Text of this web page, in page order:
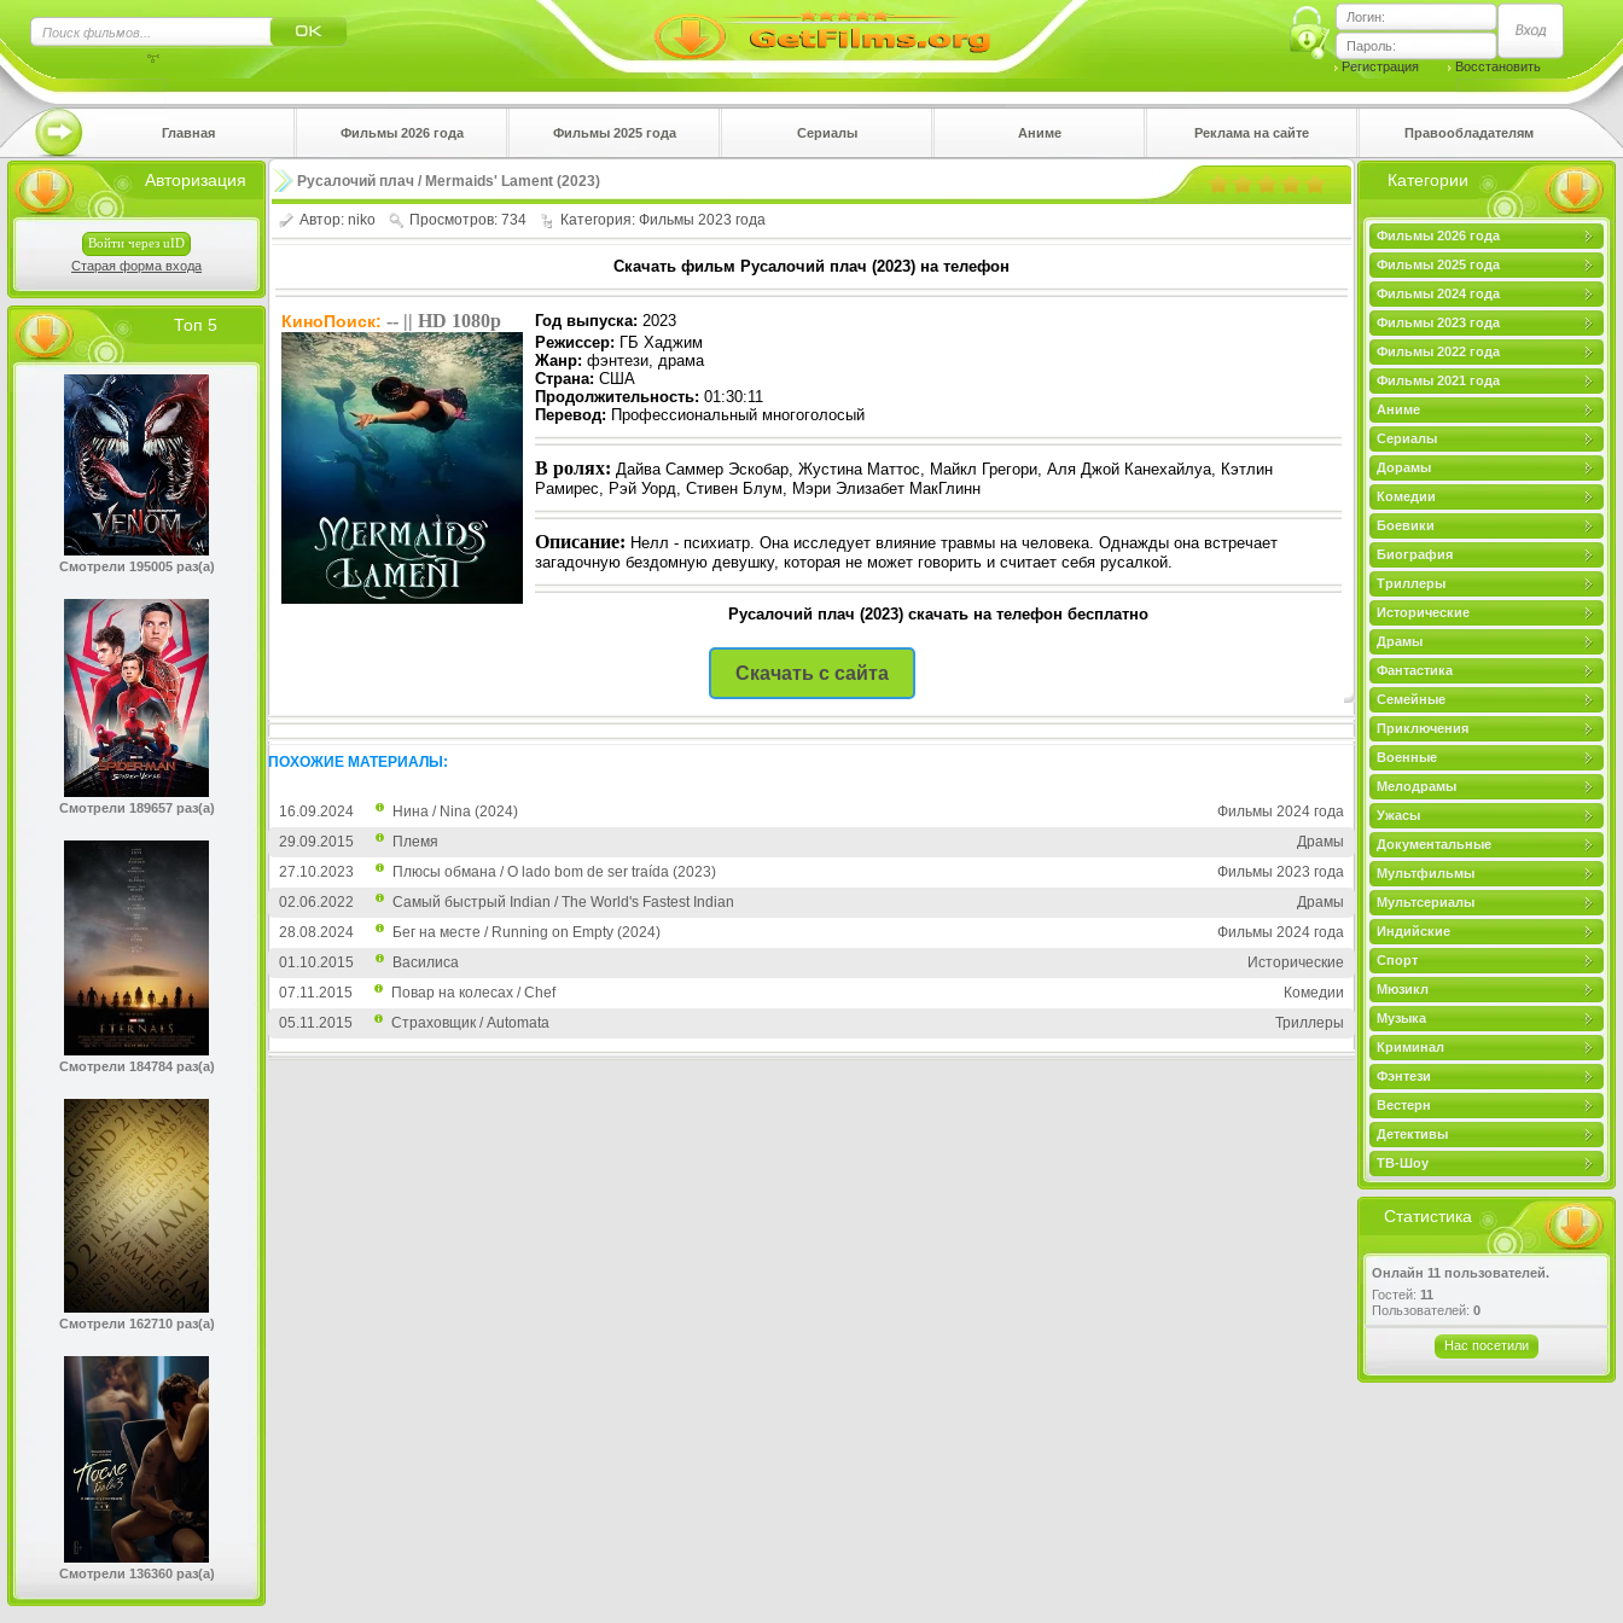
Логин:
Пароль:
Регистрация
Восстановить
Главная Фильмы 2026 года Фильмы 2025 года Сериалы Аниме Реклама на сайте Правообладателям
Авторизация
Войти через uID
Старая форма входа
Топ 5
Смотрели 195005 раз(а)
Смотрели 189657 раз(а)
Смотрели 184784 раз(а)
Смотрели 162710 раз(а)
Смотрели 136360 раз(а)
Категории
Фильмы 2026 года
Фильмы 2025 года
Фильмы 2024 года
Фильмы 2023 года
Фильмы 2022 года
Фильмы 2021 года
Аниме
Сериалы
Дорамы
Комедии
Боевики
Биография
Триллеры
Исторические
Драмы
Фантастика
Семейные
Приключения
Военные
Мелодрамы
Ужасы
Документальные
Мультфильмы
Мультсериалы
Индийские
Спорт
Мюзикл
Музыка
Криминал
Фэнтези
Вестерн
Детективы
ТВ-Шоу
Статистика
Онлайн 11 пользователей.
Гостей: 11
Пользователей: 0
Нас посетили
Русалочий плач / Mermaids' Lament (2023)
Автор: niko Просмотров: 734 Категория: Фильмы 2023 года
Скачать фильм Русалочий плач (2023) на телефон
КиноПоиск: -- || HD 1080p Год выпуска: 2023
Режиссер: ГБ Хаджим
Жанр: фэнтези, драма
Страна: США
Продолжительность: 01:30:11
Перевод: Профессиональный многоголосый
В ролях: Дайва Саммер Эскобар, Жустина Маттос, Майкл Грегори, Аля Джой Канехайлуа, Кэтлин
Рамирес, Рэй Уорд, Стивен Блум, Мэри Элизабет МакГлинн
Описание: Нелл - психиатр. Она исследует влияние травмы на человека. Однажды она встречает
загадочную бездомную девушку, которая не может говорить и считает себя русалкой.
Русалочий плач (2023) скачать на телефон бесплатно
Нажмите на в плеере
!!!Если Вы с телефона сперва нажмите на троеточие в правом
верхнем углу!!!
Скачать с сайта
ПОХОЖИЕ МАТЕРИАЛЫ:
16.09.2024 Нина / Nina (2024)
Фильмы 2024 года
29.09.2015
Племя
Драмы
27.10.2023
Плюсы обмана / O lado bom de ser traída (2023)
Фильмы 2023 года
02.06.2022
Самый быстрый Indian / The World's Fastest Indian
Драмы
28.08.2024
Бег на месте / Running on Empty (2024)
Фильмы 2024 года
01.10.2015
Василиса
Исторические
07.11.2015
Повар на колесах / Chef
Комедии
05.11.2015
Страховщик / Automata Триллеры